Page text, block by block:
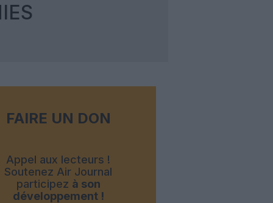
FAIRE UN DON
Appel aux lecteurs !
Soutenez Air Journal
participez à son
développement !